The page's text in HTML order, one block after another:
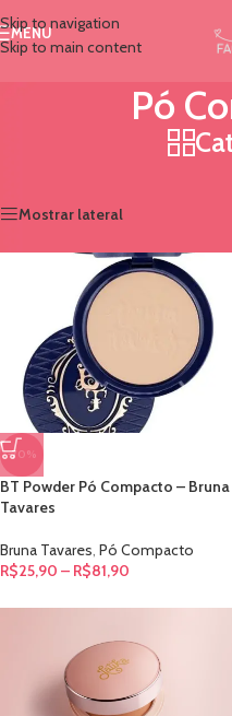
Skip to navigation
Skip to main content
MENU
Pó
Mostrar lateral
-70%
BT Powder Pó Compacto – Bruna
Tavares
Bruna Tavares, Pó Compacto
R$25,90 – R$81,90